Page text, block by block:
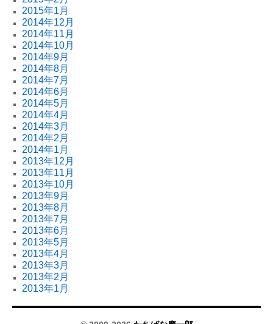
2015年1月
2014年12月
2014年11月
2014年10月
2014年9月
2014年8月
2014年7月
2014年6月
2014年5月
2014年4月
2014年3月
2014年2月
2014年1月
2013年12月
2013年11月
2013年10月
2013年9月
2013年8月
2013年7月
2013年6月
2013年5月
2013年4月
2013年3月
2013年2月
2013年1月